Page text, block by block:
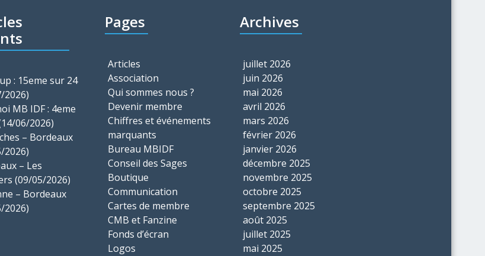
: 15eme sur 24
2026)
MB IDF : 4eme
06/2026)
– Bordeaux
2026)
– Les
(09/05/2026)
– Bordeaux
2026)
Pages
Articles
Association
Qui sommes nous ?
Devenir membre
Chiffres et événements
marquants
Bureau MBIDF
Conseil des Sages
Boutique
Communication
Cartes de membre
CMB et Fanzine
Fonds d’écran
Logos
Archives
juillet 2026
juin 2026
mai 2026
avril 2026
mars 2026
février 2026
janvier 2026
décembre 2025
novembre 2025
octobre 2025
septembre 2025
août 2025
juillet 2025
mai 2025